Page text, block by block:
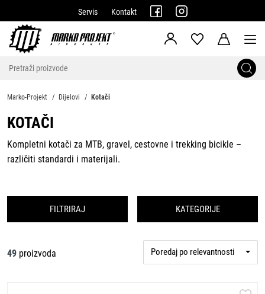
Servis Kontakt
Marko-Projekt Dijelovi Kotači
KOTAČI
Kompletni kotači za MTB, gravel, cestovne i trekking bicikle –
različiti standardi i materijali.
FILTRIRAJ KATEGORIJE
49 proizvoda Poredaj po relevantnosti